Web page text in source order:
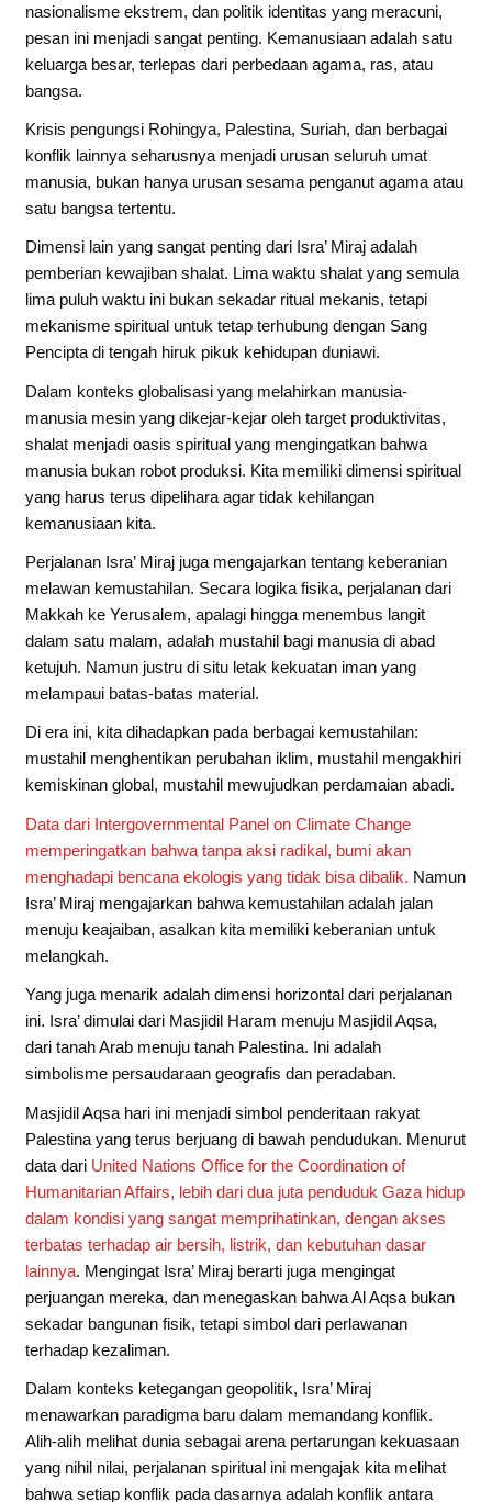
nasionalisme ekstrem, dan politik identitas yang meracuni,
pesan ini menjadi sangat penting. Kemanusiaan adalah satu
keluarga besar, terlepas dari perbedaan agama, ras, atau
bangsa.
Krisis pengungsi Rohingya, Palestina, Suriah, dan berbagai
konflik lainnya seharusnya menjadi urusan seluruh umat
manusia, bukan hanya urusan sesama penganut agama atau
satu bangsa tertentu.
Dimensi lain yang sangat penting dari Isra’ Miraj adalah
pemberian kewajiban shalat. Lima waktu shalat yang semula
lima puluh waktu ini bukan sekadar ritual mekanis, tetapi
mekanisme spiritual untuk tetap terhubung dengan Sang
Pencipta di tengah hiruk pikuk kehidupan duniawi.
Dalam konteks globalisasi yang melahirkan manusia-
manusia mesin yang dikejar-kejar oleh target produktivitas,
shalat menjadi oasis spiritual yang mengingatkan bahwa
manusia bukan robot produksi. Kita memiliki dimensi spiritual
yang harus terus dipelihara agar tidak kehilangan
kemanusiaan kita.
Perjalanan Isra’ Miraj juga mengajarkan tentang keberanian
melawan kemustahilan. Secara logika fisika, perjalanan dari
Makkah ke Yerusalem, apalagi hingga menembus langit
dalam satu malam, adalah mustahil bagi manusia di abad
ketujuh. Namun justru di situ letak kekuatan iman yang
melampaui batas-batas material.
Di era ini, kita dihadapkan pada berbagai kemustahilan:
mustahil menghentikan perubahan iklim, mustahil mengakhiri
kemiskinan global, mustahil mewujudkan perdamaian abadi.
Data dari Intergovernmental Panel on Climate Change
memperingatkan bahwa tanpa aksi radikal, bumi akan
menghadapi bencana ekologis yang tidak bisa dibalik. Namun
Isra’ Miraj mengajarkan bahwa kemustahilan adalah jalan
menuju keajaiban, asalkan kita memiliki keberanian untuk
melangkah.
Yang juga menarik adalah dimensi horizontal dari perjalanan
ini. Isra’ dimulai dari Masjidil Haram menuju Masjidil Aqsa,
dari tanah Arab menuju tanah Palestina. Ini adalah
simbolisme persaudaraan geografis dan peradaban.
Masjidil Aqsa hari ini menjadi simbol penderitaan rakyat
Palestina yang terus berjuang di bawah pendudukan. Menurut
data dariUnited Nations Office for the Coordination of
Humanitarian Affairs, lebih dari dua juta penduduk Gaza hidup
dalam kondisi yang sangat memprihatinkan, dengan akses
terbatas terhadap air bersih, listrik, dan kebutuhan dasar
lainnya. Mengingat Isra’ Miraj berarti juga mengingat
perjuangan mereka, dan menegaskan bahwa Al Aqsa bukan
sekadar bangunan fisik, tetapi simbol dari perlawanan
terhadap kezaliman.
Dalam konteks ketegangan geopolitik, Isra’ Miraj
menawarkan paradigma baru dalam memandang konflik.
Alih-alih melihat dunia sebagai arena pertarungan kekuasaan
yang nihil nilai, perjalanan spiritual ini mengajak kita melihat
bahwa setiap konflik pada dasarnya adalah konflik antara